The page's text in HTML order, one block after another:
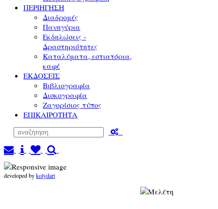
ΠΕΡΙΗΓΗΣΗ
Διαδρομές
Πανηγύρια
Εκδηλώσεις -
Δραστηριότητες
Καταλύματα, εστιατόρια,
καφέ
ΕΚΔΟΣΕΙΣ
Βιβλιογραφία
Δισκογραφία
Ζαγορίσιος τύπος
ΕΠΙΚΑΙΡΟΤΗΤΑ
developed bykolydart